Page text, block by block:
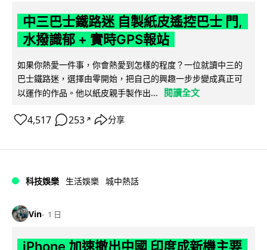
中三巴士鐵路迷 自製紙皮遙控巴士 門,
水撥識郁 + 實時GPS報站
如果你熱愛一件事，你會熱愛到怎樣的程度？一位就讀中三的
巴士鐵路迷，選擇由零開始，把自己的興趣一步步變成真正可
以運作的作品。他以紙皮親手製作出...
閱讀全文
4,517 253 ↗ 分享
科技娛樂 生活娛樂 城中熱話
Vin 1 日
iPhone 加速撤出中國 印度成新機主要